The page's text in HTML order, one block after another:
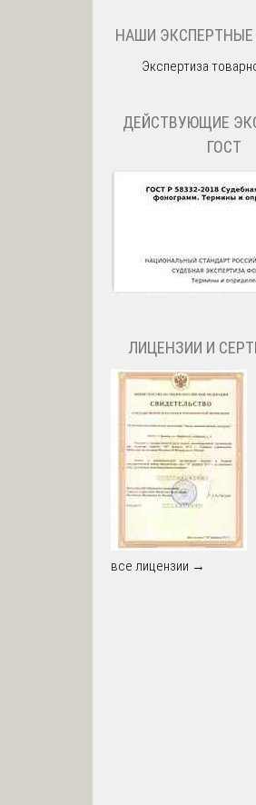
НАШИ
Экспертиза
ДЕЙСТВУЮЩИЕ
ГОСТ
ЛИЦЕНЗИИ И
все лицензии →